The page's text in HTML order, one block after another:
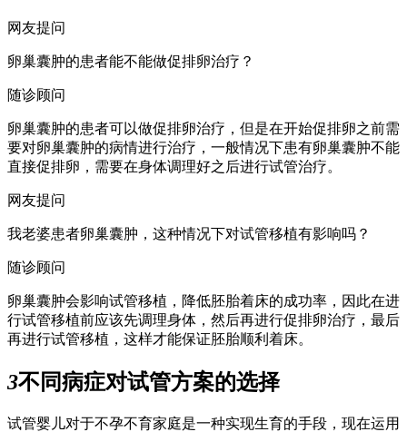
网友提问
卵巢囊肿的患者能不能做促排卵治疗？
随诊顾问
卵巢囊肿的患者可以做促排卵治疗，但是在开始促排卵之前需
要对卵巢囊肿的病情进行治疗，一般情况下患有卵巢囊肿不能
直接促排卵，需要在身体调理好之后进行试管治疗。
网友提问
我老婆患者卵巢囊肿，这种情况下对试管移植有影响吗？
随诊顾问
卵巢囊肿会影响试管移植，降低胚胎着床的成功率，因此在进
行试管移植前应该先调理身体，然后再进行促排卵治疗，最后
再进行试管移植，这样才能保证胚胎顺利着床。
3不同病症对试管方案的选择
试管婴儿对于不孕不育家庭是一种实现生育的手段，现在运用